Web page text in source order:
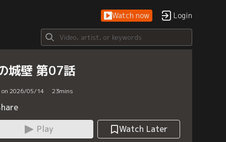
Watch now Login
城壁 第07話
on 2026/05/14 23mins
Play
Watch Later